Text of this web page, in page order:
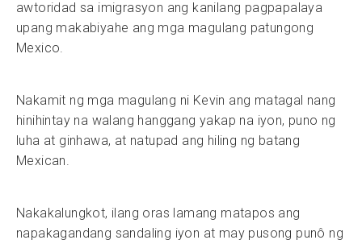
awtoridad sa imigrasyon ang kanilang pagpapalaya
upang makabiyahe ang mga magulang patungong
Mexico.
Nakamit ng mga magulang ni Kevin ang matagal nang
hinihintay na walang hanggang yakap na iyon, puno ng
luha at ginhawa, at natupad ang hiling ng batang
Mexican.
Nakakalungkot, ilang oras lamang matapos ang
napakagandang sandaling iyon at may pusong punô ng